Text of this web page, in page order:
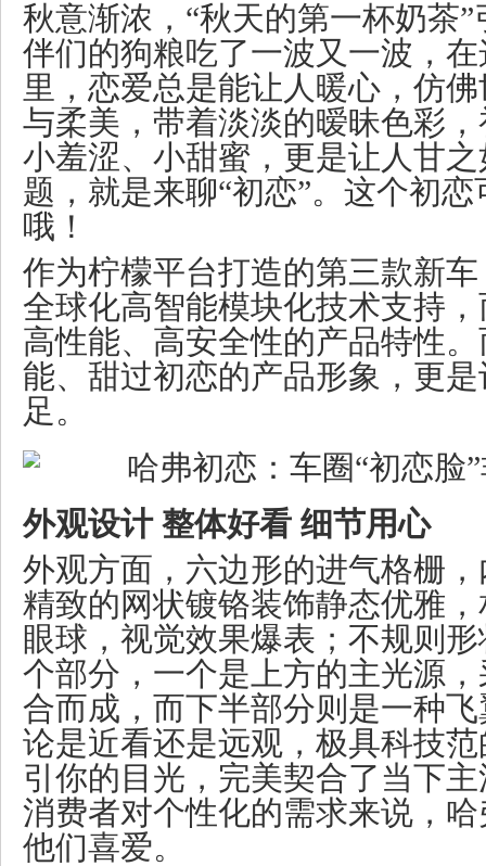
秋意渐浓，“秋天的第一杯奶茶
伴们的狗粮吃了一波又一波，
里，恋爱总是能让人暖心，仿
与柔美，带着淡淡的暧昧色彩
小羞涩、小甜蜜，更是让人甘
题，就是来聊“初恋”。这个初
哦！
作为柠檬平台打造的第三款新
全球化高智能模块化技术支持
高性能、高安全性的产品特性
能、甜过初恋的产品形象，更
足。
外观设计 整体好看 细节用心
外观方面，六边形的进气格栅
精致的网状镀铬装饰静态优雅
眼球，视觉效果爆表；不规则
个部分，一个是上方的主光源
合而成，而下半部分则是一种
论是近看还是远观，极具科技
引你的目光，完美契合了当下
消费者对个性化的需求来说，
他们喜爱。